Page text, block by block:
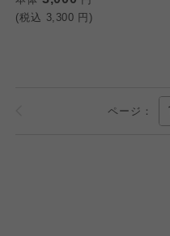
(税込 3,300 円)
ページ：